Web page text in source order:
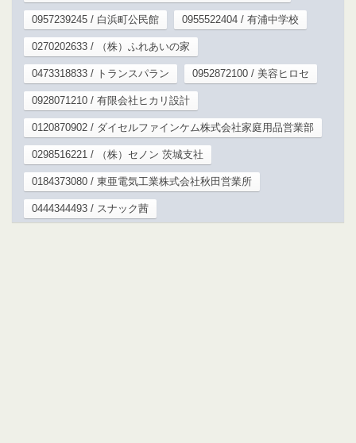
0957239245 / 白浜町公民館 0955522404 / 有浦中学校
0270202633 / （株）ふれあいの家
0473318833 / トランスパラン 0952872100 / 美容ヒロセ
0928071210 / 有限会社ヒカリ設計
0120870902 / ダイセルファインケム株式会社家庭用品営業部
0298516221 / （株）セノン 茨城支社
0184373080 / 東亜電気工業株式会社秋田営業所
0444344493 / スナック茜